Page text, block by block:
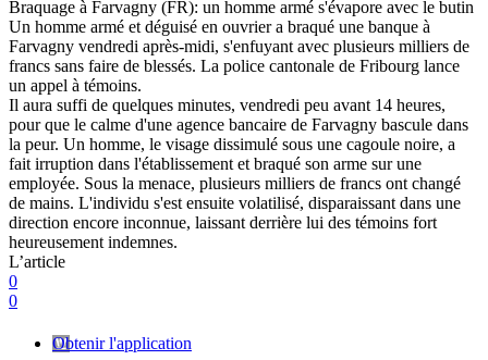
Braquage à Farvagny (FR): un homme armé s'évapore avec le butin
Un homme armé et déguisé en ouvrier a braqué une banque à
Farvagny vendredi après-midi, s'enfuyant avec plusieurs milliers de
francs sans faire de blessés. La police cantonale de Fribourg lance
un appel à témoins.
Il aura suffi de quelques minutes, vendredi peu avant 14 heures,
pour que le calme d'une agence bancaire de Farvagny bascule dans
la peur. Un homme, le visage dissimulé sous une cagoule noire, a
fait irruption dans l'établissement et braqué son arme sur une
employée. Sous la menace, plusieurs milliers de francs ont changé
de mains. L'individu s'est ensuite volatilisé, disparaissant dans une
direction encore inconnue, laissant derrière lui des témoins fort
heureusement indemnes.
L’article
0
0
Obtenir l'application